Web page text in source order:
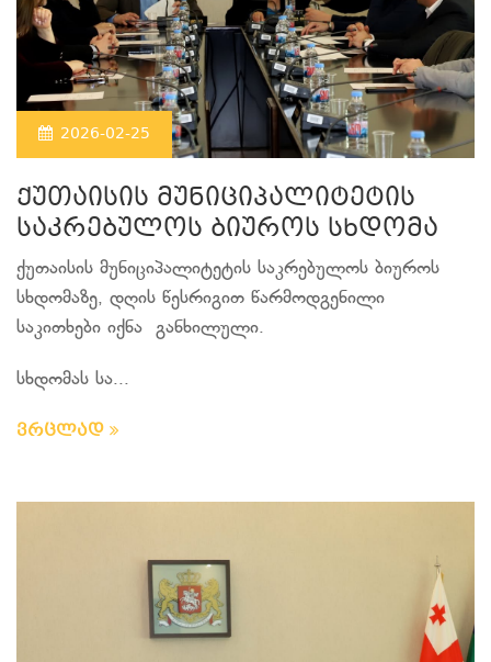
2026-02-25
ქუთაისის მუნიციპალიტეტის
საკრებულოს ბიუროს სხდომა
ქუთაისის მუნიციპალიტეტის საკრებულოს ბიუროს
სხდომაზე, დღის წესრიგით წარმოდგენილი
საკითხები იქნა განხილული.
სხდომას სა...
ვრცლად